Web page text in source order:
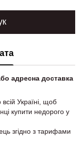
адресна доставка
Україні, щоб
купити недорого у
згідно з тарифами